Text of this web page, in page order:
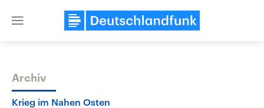
Close
Themen
Archiv
Krieg im Nahen Osten